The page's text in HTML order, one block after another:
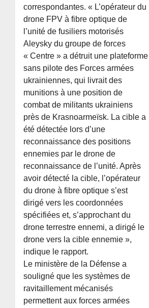
correspondantes. « L’opérateur du
drone FPV à fibre optique de
l’unité de fusiliers motorisés
Aleysky du groupe de forces
« Centre » a détruit une plateforme
sans pilote des Forces armées
ukrainiennes, qui livrait des
munitions à une position de
combat de militants ukrainiens
près de Krasnoarmeïsk. La cible a
été détectée lors d’une
reconnaissance des positions
ennemies par le drone de
reconnaissance de l’unité. Après
avoir détecté la cible, l’opérateur
du drone à fibre optique s’est
dirigé vers les coordonnées
spécifiées et, s’approchant du
drone terrestre ennemi, a dirigé le
drone vers la cible ennemie »,
indique le rapport.
Le ministère de la Défense a
souligné que les systèmes de
ravitaillement mécanisés
permettent aux forces armées